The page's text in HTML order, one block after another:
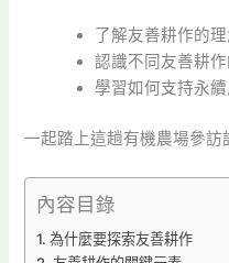
了解友善耕作的
認識不同友善耕
學習如何支持永
一起踏上這趟有機農場參訪
內容目錄
為什麼要探索友善耕作